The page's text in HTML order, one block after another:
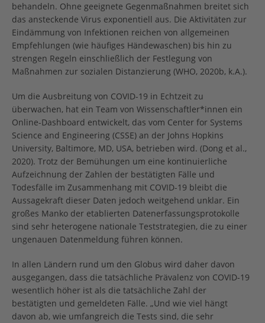
behandeln. Ohne geeignete Gegenmaßnahmen breitet sich
das ansteckende Virus exponentiell aus. Die Aktivitäten zur
Eindämmung von Infektionen reichen von allgemeinen
Empfehlungen (wie häufiges Händewaschen) bis hin zu
strengen Regeln einschließlich der Festlegung von
Maßnahmen zur sozialen Distanzierung (WHO, 2020b, k.A.).
Um die Ausbreitung von COVID-19 in Echtzeit zu
überwachen, hat ein Team von Wissenschaftler*innen ein
Online-Dashboard entwickelt, das vom Center for Systems
Science and Engineering (CSSE) an der Johns Hopkins
University, Baltimore, MD, USA, betrieben wird. (Dong et al.,
2020). Trotz der Bemühungen um eine kontinuierliche
Aufzeichnung der Zahlen der bestätigten Fälle und
Todesfälle im Zusammenhang mit COVID-19 bleibt die
Aussagekraft dieser Daten jedoch weitgehend unklar. Ein
großes Manko der etablierten Datenerfassungsprotokolle
sind sehr heterogene nationale Teststrategien, die zu einer
ungenauen Datenmeldung führen können.
In allen Ländern rund um den Globus wird daher davon
ausgegangen, dass die tatsächliche Prävalenz von COVID-19
wesentlich höher ist als die tatsächliche Zahl der
bestätigten und gemeldeten Fälle. „Und wie viel hängt
davon ab, wie umfangreich die Tests sind, die sehr